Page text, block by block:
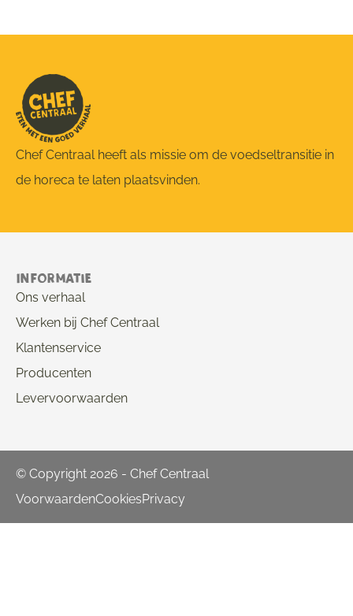
Chef Centraal heeft als missie om de voedseltransitie in
de horeca te laten plaatsvinden.
Informatie
Ons verhaal
Werken bij Chef Centraal
Klantenservice
Producenten
Levervoorwaarden
© Copyright 2026 - Chef Centraal
VoorwaardenCookiesPrivacy